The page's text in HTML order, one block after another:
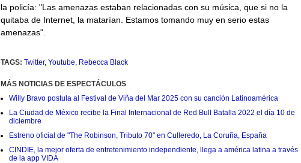
la policía: "Las amenazas estaban relacionadas con su música, que si no la
quitaba de Internet, la matarían. Estamos tomando muy en serio estas
amenazas".
TAGS: Twitter, Youtube, Rebecca Black
MÁS NOTICIAS DE ESPECTÁCULOS
Willy Bravo postula al Festival de Viña del Mar 2025 con su canción Latinoamérica
La Ciudad de México recibe la Final Internacional de Red Bull Batalla 2022 el día 10 de
diciembre
Estreno oficial de "The Robinson, Tributo 70" en Culleredo, La Coruña, España
CINDIE, la mejor oferta de entretenimiento independiente, llega a américa latina a través
de la app VIDA